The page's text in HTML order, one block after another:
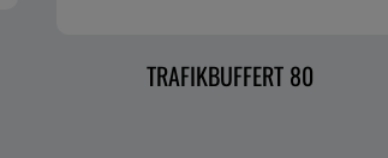
TRAFIKBUFFERT 80